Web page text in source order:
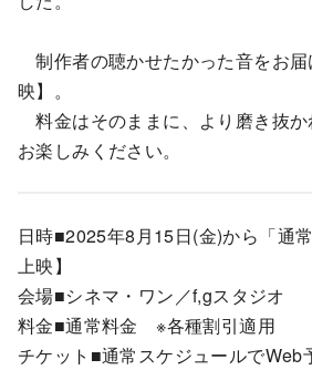
制作者の聴かせたかった音をお
映】。
料金はそのままに、より磨き抜
お楽しみください。
日時■2025年8月15日(金)から「通
上映】
会場■シネマ・ワン／f,gスタジオ
料金■通常料金 ※各種割引適用
チケット■通常スケジュールでWeb